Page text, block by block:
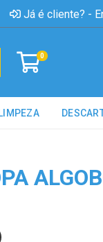
Já é cliente? -
0
LIMPEZA